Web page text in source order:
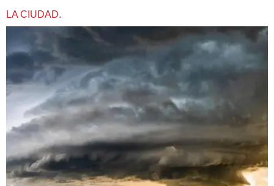
LA CIUDAD.